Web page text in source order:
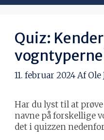
Quiz:
11. februar 2024AfOle
Har du lyst til at
navne på forskellige
det i quizzen